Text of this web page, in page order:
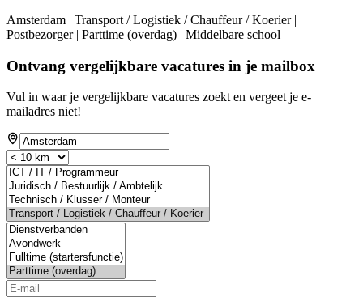
Amsterdam | Transport / Logistiek / Chauffeur / Koerier |
Postbezorger | Parttime (overdag) | Middelbare school
Ontvang vergelijkbare vacatures in je mailbox
Vul in waar je vergelijkbare vacatures zoekt en vergeet je e-
mailadres niet!